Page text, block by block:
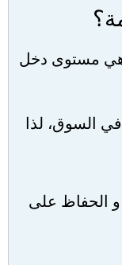
هي مستوى دخل
السوق، لذا
و الحفاظ على